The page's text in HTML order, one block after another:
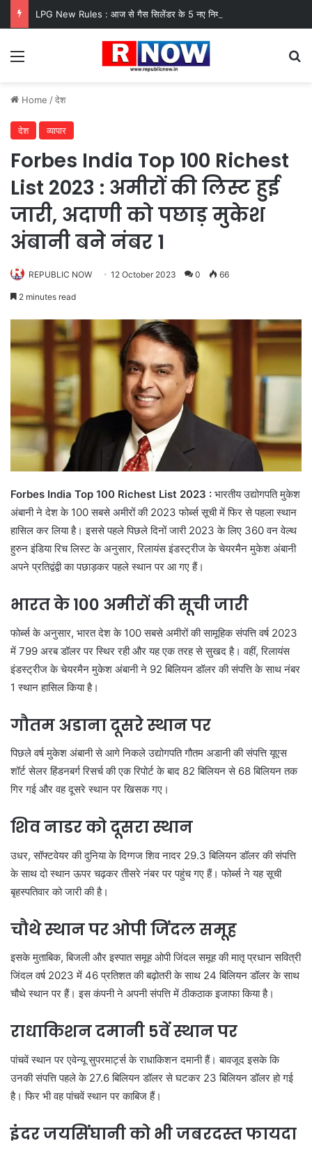
Menu
Home /देश
देश व्यापार
Forbes India Top 100 Richest
List 2023 : अमीरों की लिस्ट हुई
जारी, अदाणी को पछाड़ मुकेश
अंबानी बने नंबर 1
REPUBLIC NOW 12 October 2023 0 66
2 minutes read
Forbes India Top 100 Richest List 2023 : भारतीय उद्योगपति मुकेश
अंबानी ने देश के 100 सबसे अमीरों की 2023 फोर्ब्स सूची में फिर से पहला स्थान
हासिल कर लिया है। इससे पहले पिछले दिनों जारी 2023 के लिए 360 वन वेल्थ
हुरुन इंडिया रिच लिस्ट के अनुसार, रिलायंस इंडस्ट्रीज के चेयरमैन मुकेश अंबानी
अपने प्रतिद्वंद्वी का पछाड़कर पहले स्थान पर आ गए हैं।
भारत के 100 अमीरों की सूची जारी
फोर्ब्स के अनुसार, भारत देश के 100 सबसे अमीरों की सामूहिक संपत्ति वर्ष 2023
में 799 अरब डॉलर पर स्थिर रही और यह एक तरह से सुखद है। वहीं, रिलायंस
इंडस्ट्रीज के चेयरमैन मुकेश अंबानी ने 92 बिलियन डॉलर की संपत्ति के साथ नंबर
1 स्थान हासिल किया है।
गौतम अडाना दूसरे स्थान पर
पिछले वर्ष मुकेश अंबानी से आगे निकले उद्योगपति गौतम अडानी की संपत्ति यूएस
शॉर्ट सेलर हिंडनबर्ग रिसर्च की एक रिपोर्ट के बाद 82 बिलियन से 68 बिलियन तक
गिर गई और वह दूसरे स्थान पर खिसक गए।
शिव नाडर को दूसरा स्थान
उधर, सॉफ्टवेयर की दुनिया के दिग्गज शिव नादर 29.3 बिलियन डॉलर की संपत्ति
के साथ दो स्थान ऊपर चढ़कर तीसरे नंबर पर पहुंच गए हैं। फोर्ब्स ने यह सूची
बृहस्पतिवार को जारी की है।
चौथे स्थान पर ओपी जिंदल समूह
इसके मुताबिक, बिजली और इस्पात समूह ओपी जिंदल समूह की मातृ प्रधान सवित्री
जिंदल वर्ष 2023 में 46 प्रतिशत की बढ़ोतरी के साथ 24 बिलियन डॉलर के साथ
चौथे स्थान पर हैं। इस कंपनी ने अपनी संपत्ति में ठीकठाक इजाफा किया है।
राधाकिशन दमानी 5वें स्थान पर
पांचवें स्थान पर एवेन्यू सुपरमार्ट्स के राधाकिशन दमानी हैं। बावजूद इसके कि
उनकी संपत्ति पहले के 27.6 बिलियन डॉलर से घटकर 23 बिलियन डॉलर हो गई
है। फिर भी वह पांचवें स्थान पर काबिज हैं।
इंदर जयसिंघानी को भी जबरदस्त फायदा